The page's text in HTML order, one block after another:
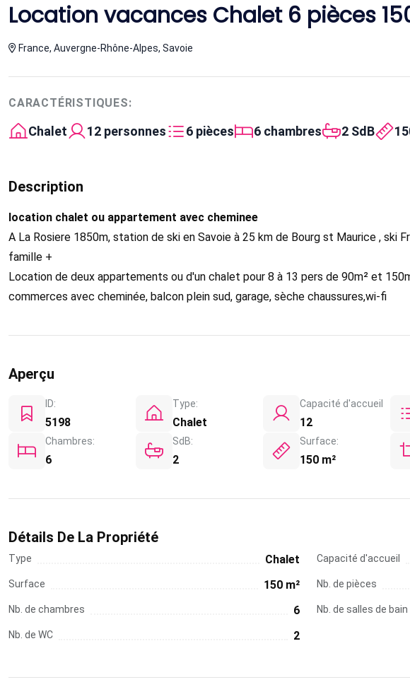
Location vacances Chalet 6 pièces
France, Auvergne-Rhône-Alpes, Savoie
CARACTÉRISTIQUES:
Chalet 12 personnes 6 pièces 6 chambres 2 SdB
Description
location chalet ou appartement avec cheminee
A La Rosiere 1850m, station de ski en Savoie à 25 km de Bourg st Maurice , ski
famille +
Location de deux appartements ou d'un chalet pour 8 à 13 pers de 90m² et
commerces avec cheminée, balcon plein sud, garage, sèche chaussures,wi-fi
Aperçu
ID:
5198
Type:
Chalet
Capacité d'accueil
12
Chambres:
6
SdB:
2
Surface:
150 m²
Détails De La Propriété
Type Chalet Capacité d'accueil
Surface 150 m² Nb. de pièces
Nb. de chambres 6 Nb. de salles de bain
Nb. de WC 2